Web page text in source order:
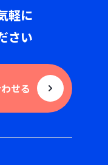
軽に
さい
せる